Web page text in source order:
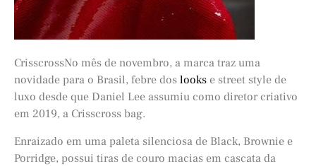
CrisscrossNo mês de novembro, a marca traz uma
novidade para o Brasil, febre dos looks e street style de
luxo desde que Daniel Lee assumiu como diretor criativo
em 2019, a Crisscross bag.
Enraizado em uma paleta silenciosa de Black, Brownie e
Porridge, possui tiras de couro macias em cascata da